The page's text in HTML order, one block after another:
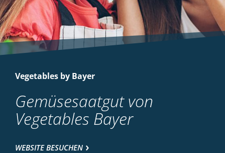
Vegetables by Bayer
Gemüsesaatgut von
Vegetables Bayer
WEBSITE BESUCHEN